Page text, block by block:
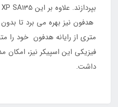
متری از رایانه هدفون خود را
فیزیکی این اسپیکر نیز، امکان
داشت.